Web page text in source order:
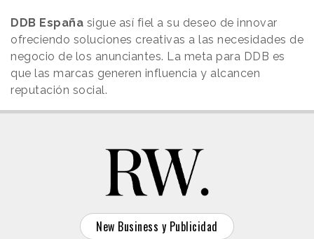
DDB España sigue así fiel a su deseo de innovar
ofreciendo soluciones creativas a las necesidades de
negocio de los anunciantes. La meta para DDB es
que las marcas generen influencia y alcancen
reputación social.
New Business y Publicidad